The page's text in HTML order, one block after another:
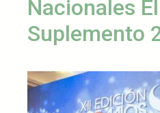
Nacionales El
Suplemento